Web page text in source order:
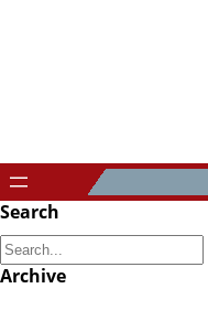
Search
S
e
Archive